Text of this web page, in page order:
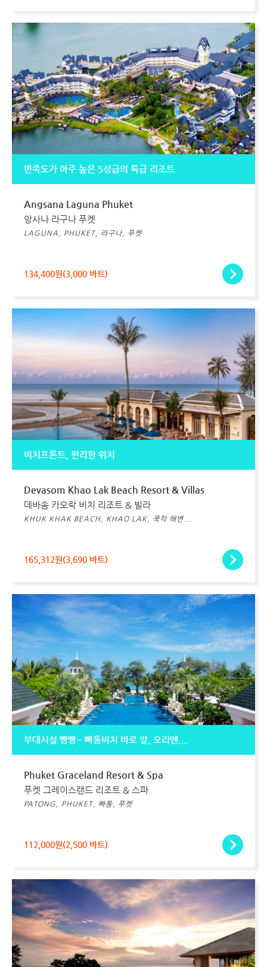
만족도가 아주 높은 5성급의 특급 리조트
Angsana Laguna Phuket
앙사나 라구나 푸켓
LAGUNA, PHUKET, 라구나, 푸켓
134,400원(3,000 바트)
비치프론트, 편리한 위치
Devasom Khao Lak Beach Resort & Villas
데바솜 카오락 비치 리조트 & 빌라
KHUK KHAK BEACH, KHAO LAK, 쿡칵 해변...
165,312원(3,690 바트)
부대시설 빵빵~ 빠통비치 바로 앞, 오리엔...
Phuket Graceland Resort & Spa
푸켓 그레이스랜드 리조트 & 스파
PATONG, PHUKET, 빠통, 푸켓
112,000원(2,500 바트)